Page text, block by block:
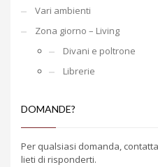
Vari ambienti
Zona giorno – Living
Divani e poltrone
Librerie
DOMANDE?
Per qualsiasi domanda,
lieti di risponderti.